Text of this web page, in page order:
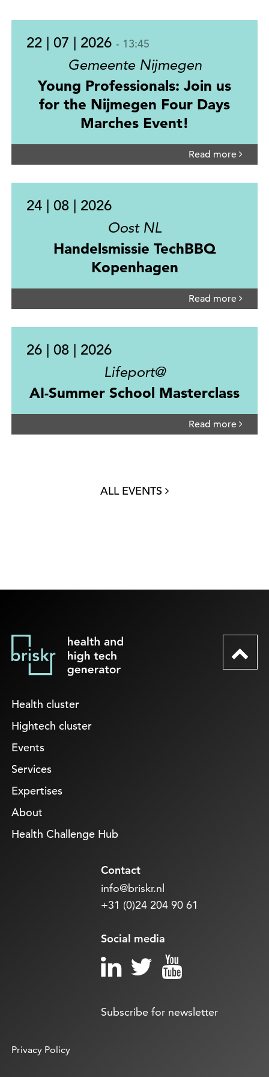
22 | 07 | 2026 - 13:45
Gemeente Nijmegen
Young Professionals: Join us
for the Nijmegen Four Days
Marches Event!
Read more
24 | 08 | 2026
Oost NL
Handelsmissie TechBBQ
Kopenhagen
Read more
26 | 08 | 2026
Lifeport@
AI-Summer School Masterclass
Read more
ALL EVENTS
Health cluster
Hightech cluster
Events
Services
Expertises
About
Health Challenge Hub
Contact
info@briskr.nl
+31 (0)24 204 90 61
Social media
Subscribe for newsletter
Privacy Policy